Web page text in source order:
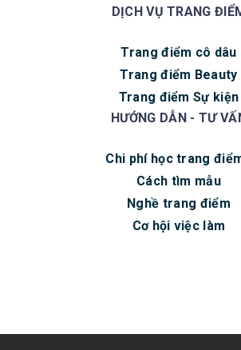
DỊCH VỤ TRANG
Trang điểm cô dâu
Trang điểm Beauty
Trang điểm Sự kiện
HƯỚNG DẪN - TƯ
Chi phí học trang
Cách tìm mẫu
Nghề trang điểm
Cơ hội việc làm